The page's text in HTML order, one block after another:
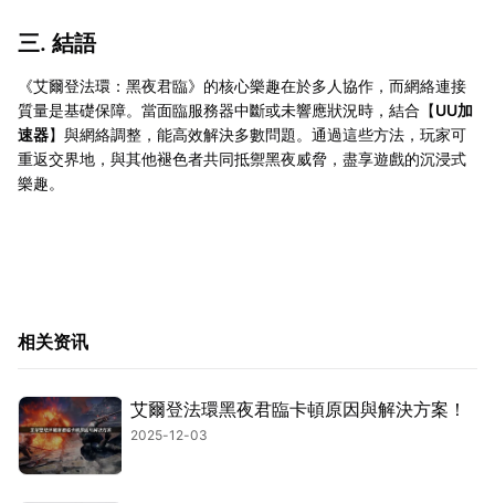
三. 結語
《艾爾登法環：黑夜君臨》的核心樂趣在於多人協作，而網絡連接
質量是基礎保障。當面臨服務器中斷或未響應狀況時，結合【UU加
速器】與網絡調整，能高效解決多數問題。通過這些方法，玩家可
重返交界地，與其他褪色者共同抵禦黑夜威脅，盡享遊戲的沉浸式
樂趣。
相关资讯
艾爾登法環黑夜君臨卡頓原因與解決方案！
2025-12-03